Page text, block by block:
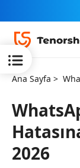
iOS için
ReiBoot
Ana Sayfa >
2026